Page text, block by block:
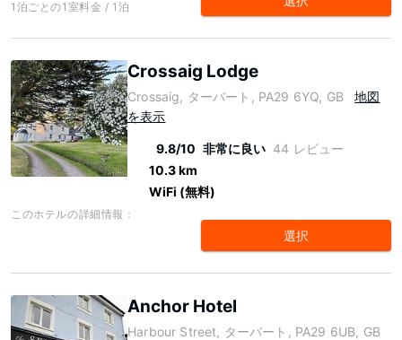
1泊ごとの1室料金 / 1泊
Crossaig Lodge
Crossaig, ターバート, PA29 6YQ, GB
地図
を表示
9.8/10 非常に良い 44 レビュー
10.3 km
WiFi (無料)
このホテルの詳細情報：
選択
Anchor Hotel
Harbour Street, ターバート, PA29 6UB, GB